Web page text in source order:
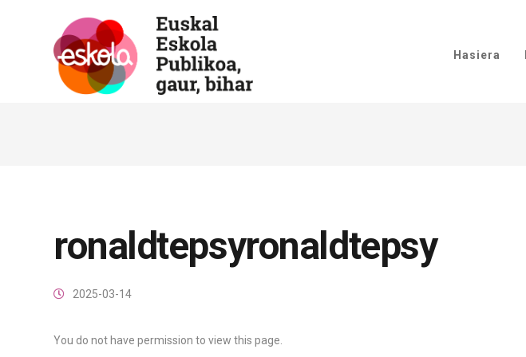
Hasiera
ronaldtepsyronaldtepsy
2025-03-14
You do not have permission to view this page.